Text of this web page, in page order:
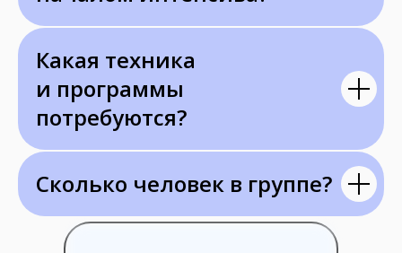
Какая техника
и программы
потребуются?
Сколько человек в группе?